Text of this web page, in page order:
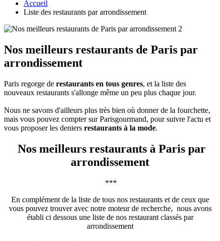
Accueil
Liste des restaurants par arrondissement
Nos meilleurs restaurants de Paris par
arrondissement
Paris regorge de restaurants en tous genres, et la liste des
nouveaux restaurants s'allonge même un peu plus chaque jour.
Nous ne savons d'ailleurs plus très bien où donner de la fourchette,
mais vous pouvez compter sur Parisgourmand, pour suivre l'actu et
vous proposer les deniers restaurants à la mode.
Nos meilleurs restaurants à Paris par
arrondissement
***
En complément de la liste de tous nos restaurants et de ceux que
vous pouvez trouver avec notre moteur de recherche, nous avons
établi ci dessous une liste de nos restaurant classés par
arrondissement